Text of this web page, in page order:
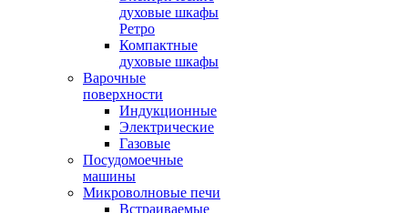
духовые шкафы
Ретро
Компактные
духовые шкафы
Варочные
поверхности
Индукционные
Электрические
Газовые
Посудомоечные
машины
Микроволновые печи
Встраиваемые